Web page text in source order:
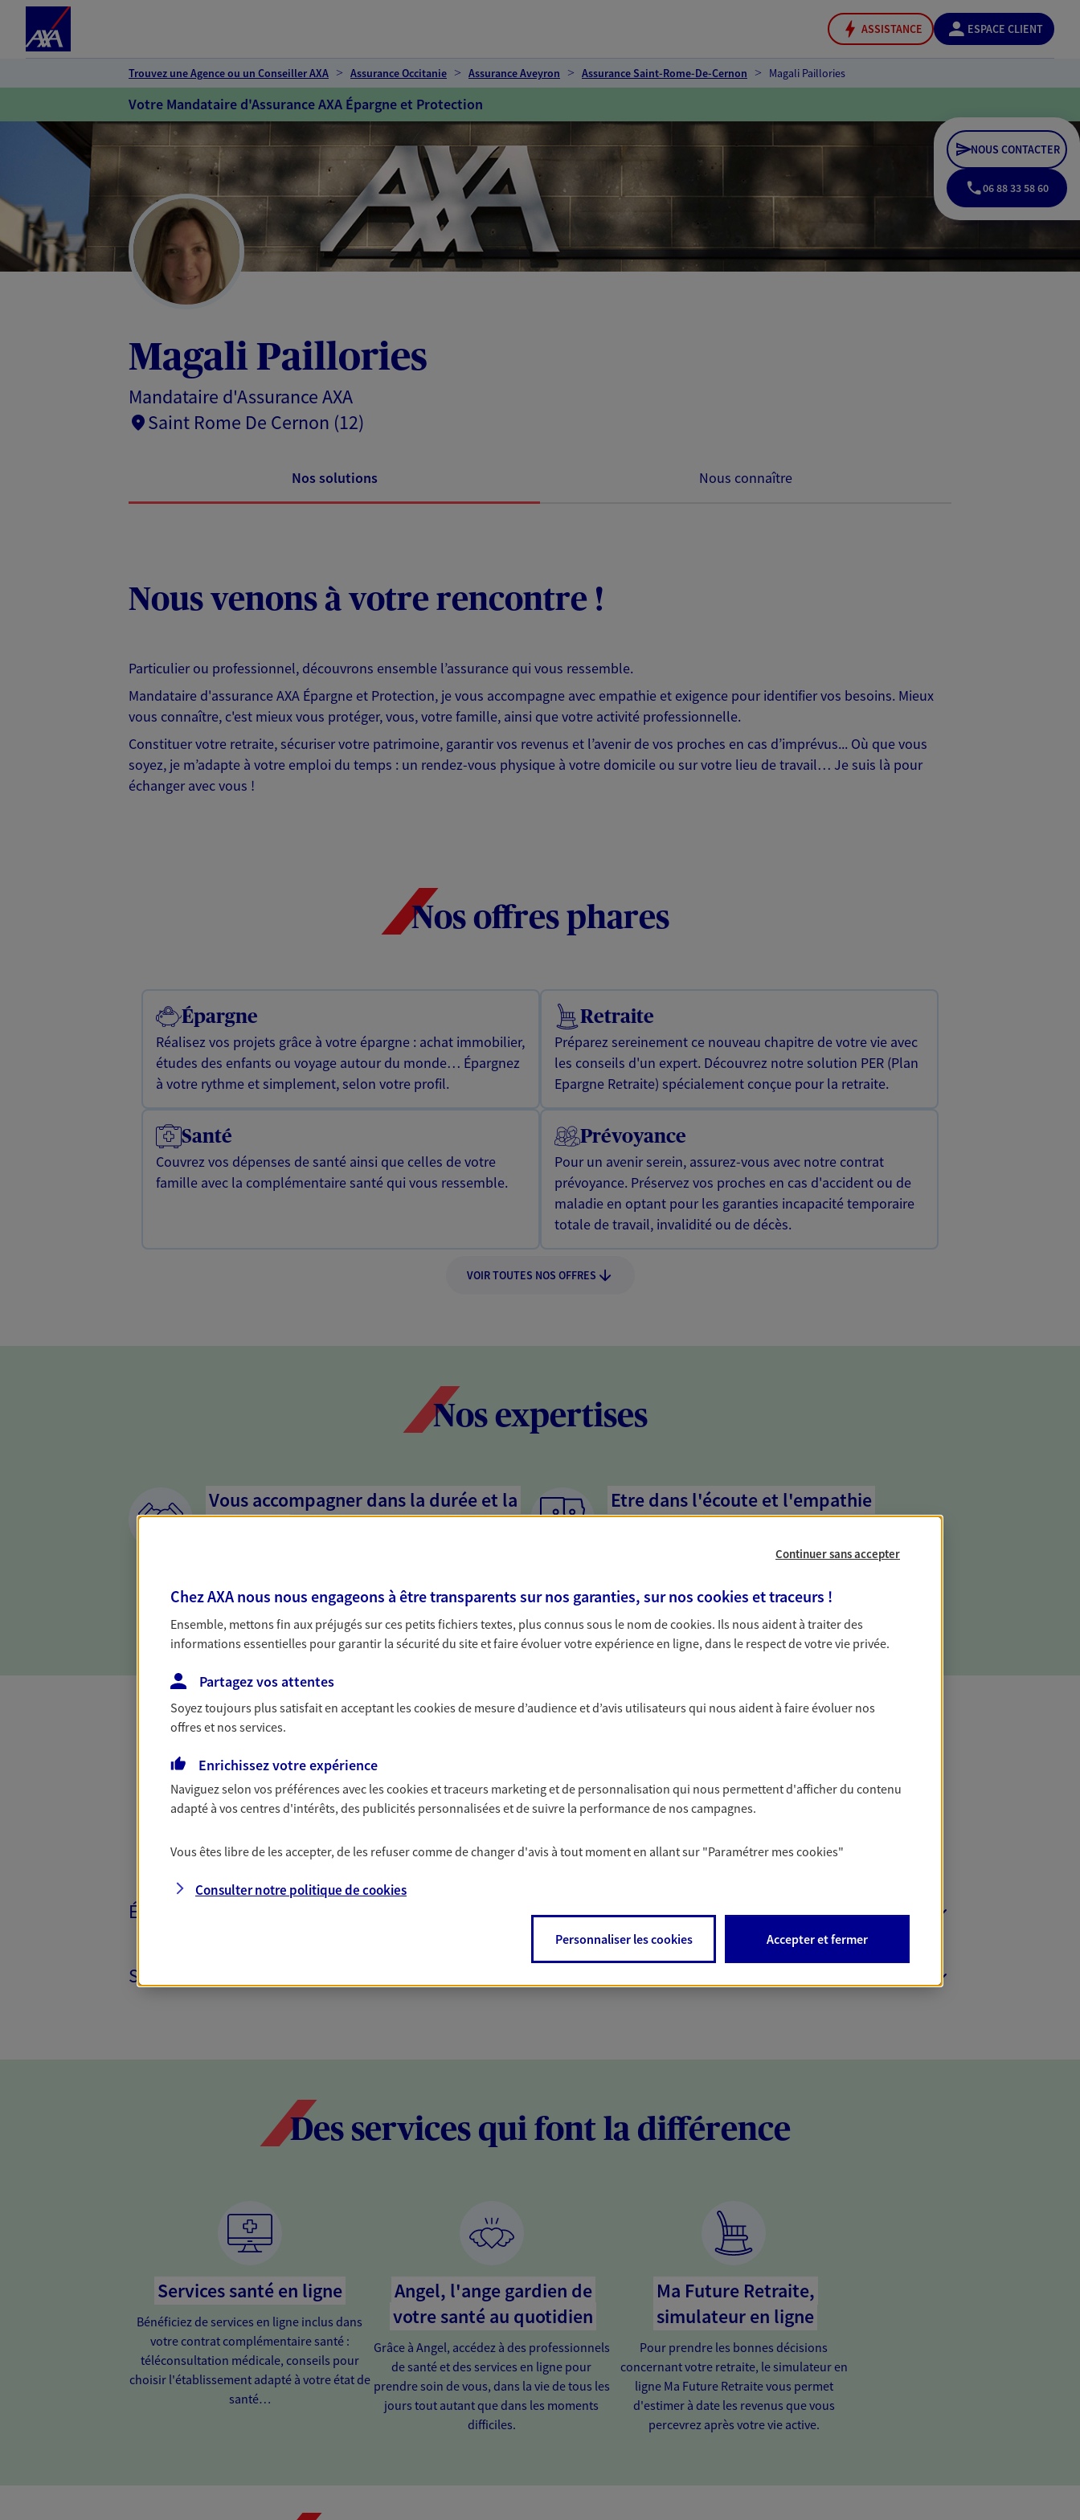
ASSISTANCE ESPACE CLIENT
Trouvez une Agence ou un Conseiller AXA Assurance Occitanie Assurance Aveyron Assurance Saint-Rome-De-Cernon Magali Paillories
Votre Mandataire d'Assurance AXA Épargne et Protection
Magali Paillories
Mandataire d'Assurance AXA
Saint Rome De Cernon (12)
NOUS CONTACTER
06 88 33 58 60
Nos solutions Nous connaître
Nous venons à votre rencontre !
Particulier ou professionnel, découvrons ensemble l’assurance qui vous ressemble.
Mandataire d'assurance AXA Épargne et Protection, je vous accompagne avec empathie et exigence pour identifier vos besoins. Mieux
vous connaître, c'est mieux vous protéger, vous, votre famille, ainsi que votre activité professionnelle.
Constituer votre retraite, sécuriser votre patrimoine, garantir vos revenus et l’avenir de vos proches en cas d’imprévus... Où que vous
soyez, je m’adapte à votre emploi du temps : un rendez-vous physique à votre domicile ou sur votre lieu de travail… Je suis là pour
échanger avec vous !
Nos offres phares
Épargne
Réalisez vos projets grâce à votre épargne : achat immobilier,
études des enfants ou voyage autour du monde… Épargnez
à votre rythme et simplement, selon votre profil.
Retraite
Préparez sereinement ce nouveau chapitre de votre vie avec
les conseils d'un expert. Découvrez notre solution PER (Plan
Epargne Retraite) spécialement conçue pour la retraite.
Santé
Couvrez vos dépenses de santé ainsi que celles de votre
famille avec la complémentaire santé qui vous ressemble.
Prévoyance
Pour un avenir serein, assurez-vous avec notre contrat
prévoyance. Préservez vos proches en cas d'accident ou de
maladie en optant pour les garanties incapacité temporaire
totale de travail, invalidité ou de décès.
VOIR TOUTES NOS OFFRES
Nos expertises
Vous accompagner dans la durée et la
confiance
la confiance et la proximité. C'est en apprenant à vous
Etre dans l'écoute et l'empathie
mandataires mettent l'empathie au cœur de leurs échanges
en cas de difficultés.
ÉPARGNE ET RETRAITE
SANTÉ ET PRÉVOYANCE
Des services qui font la différence
Services santé en ligne
Bénéficiez de services en ligne inclus dans
votre contrat complémentaire santé :
téléconsultation médicale, conseils pour
choisir l'établissement adapté à votre état de
santé…
Angel, l'ange gardien de
votre santé au quotidien
Grâce à Angel, accédez à des professionnels
de santé et des services en ligne pour
prendre soin de vous, dans la vie de tous les
jours tout autant que dans les moments
difficiles.
Ma Future Retraite,
simulateur en ligne
Pour prendre les bonnes décisions
concernant votre retraite, le simulateur en
ligne Ma Future Retraite vous permet
d'estimer à date les revenus que vous
percevrez après votre vie active.
Continuer sans accepter
Chez AXA nous nous engageons à être transparents sur nos garanties, sur nos cookies et traceurs !
Ensemble, mettons fin aux préjugés sur ces petits fichiers textes, plus connus sous le nom decookies. Ils nous aident à traiter des
informations essentielles pour garantir la sécurité du site et faire évoluer votre expérience en ligne, dans le respect de votre vie privée.
Partagez vos attentes
Soyez toujours plus satisfait en acceptant lescookiesde mesure d’audience et d’avis utilisateurs qui nous aident à faire évoluer nos
offres et nos services.
Enrichissez votre expérience
Naviguez selon vos préférences avec lescookies et traceurs marketing et de personnalisation qui nous permettent d'afficher du contenu
adapté à vos centres d'intérêts, des publicités personnalisées et de suivre la performance de nos campagnes.
Vous êtes libre de les accepter, de les refuser comme de changer d'avis à tout moment en allant sur "Paramétrer mescookies"
Consulter notre politique decookies
Personnaliser les cookies Accepter et fermer